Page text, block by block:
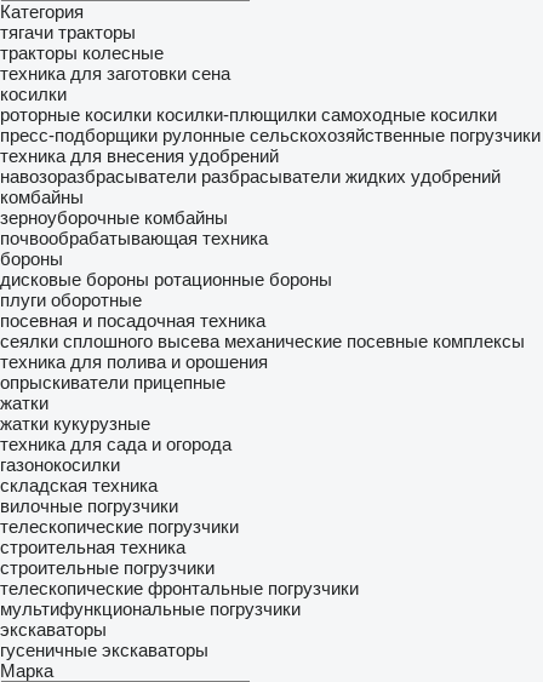
Категория
тягачи тракторы
тракторы колесные
техника для заготовки сена
косилки
роторные косилки косилки-плющилки самоходные косилки
пресс-подборщики рулонные сельскохозяйственные погрузчики
техника для внесения удобрений
навозоразбрасыватели разбрасыватели жидких удобрений
комбайны
зерноуборочные комбайны
почвообрабатывающая техника
бороны
дисковые бороны ротационные бороны
плуги оборотные
посевная и посадочная техника
сеялки сплошного высева механические посевные комплексы
техника для полива и орошения
опрыскиватели прицепные
жатки
жатки кукурузные
техника для сада и огорода
газонокосилки
складская техника
вилочные погрузчики
телескопические погрузчики
строительная техника
строительные погрузчики
телескопические фронтальные погрузчики
мультифункциональные погрузчики
экскаваторы
гусеничные экскаваторы
Марка